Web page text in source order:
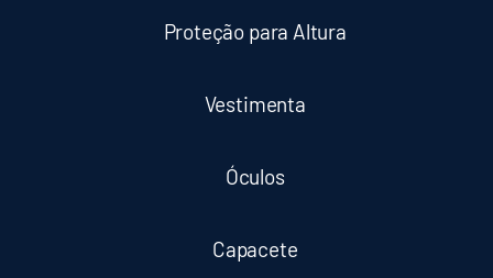
Proteção para Altura
Vestimenta
Óculos
Capacete